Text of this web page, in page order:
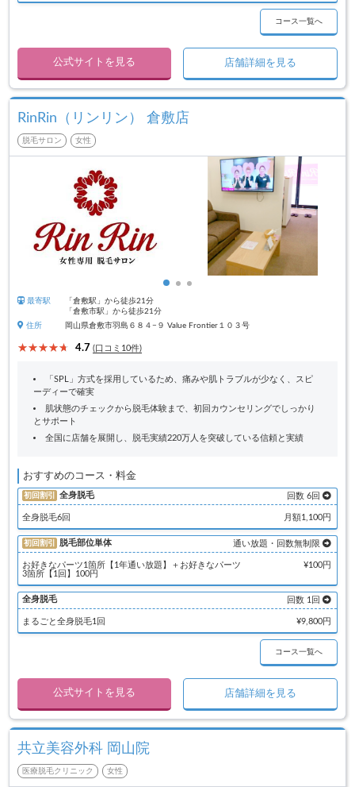
コース一覧へ
公式サイトを見る 店舗詳細を見る
RinRin（リンリン） 倉敷店
脱毛サロン 女性
最寄駅
「倉敷駅」から徒歩21分
「倉敷市駅」から徒歩21分
住所
岡山県倉敷市羽島６８４−９ Value Frontier１０３号
4.7 (口コミ10件)
「SPL」方式を採用しているため、痛みや肌トラブルが少なく、スピ
ーディーで確実
肌状態のチェックから脱毛体験まで、初回カウンセリングでしっかり
とサポート
全国に店舗を展開し、脱毛実績220万人を突破している信頼と実績
おすすめのコース・料金
初回割引 全身脱毛 回数 6回
全身脱毛6回 月額1,100円
初回割引 脱毛部位単体 通い放題・回数無制限
お好きなパーツ1箇所【1年通い放題】＋お好きなパーツ
3箇所【1回】100円
¥100円
全身脱毛 回数 1回
まるごと全身脱毛1回 ¥9,800円
コース一覧へ
公式サイトを見る 店舗詳細を見る
共立美容外科 岡山院
医療脱毛クリニック 女性